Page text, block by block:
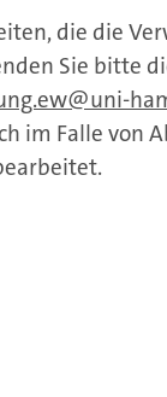
die die
Sie bitte
uni-
im Falle von